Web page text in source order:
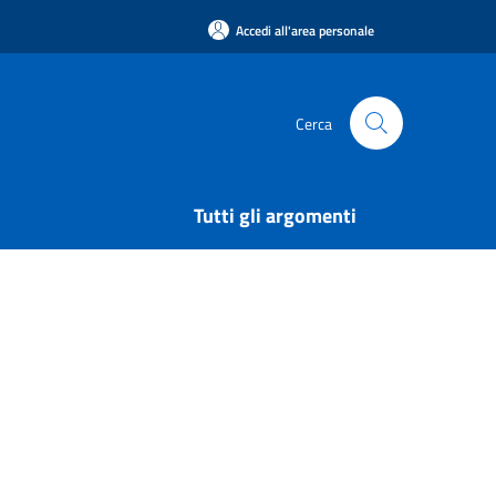
Accedi all'area personale
Cerca
Tutti gli argomenti